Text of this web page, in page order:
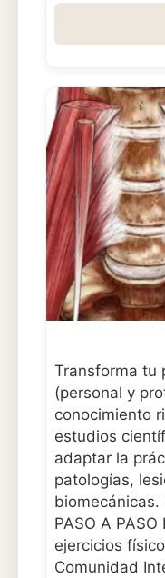
Transforma tu
(personal y
conocimiento
estudios
adaptar la
patologías,
biomecánicas.
PASO A PASO
ejercicios
Comunidad